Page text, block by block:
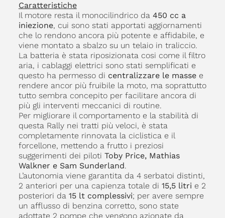
Caratteristiche
Il motore resta il monocilindrico da 450 cc a
iniezione, cui sono stati apportati aggiornamenti
che lo rendono ancora più potente e affidabile, e
viene montato a sbalzo su un telaio in traliccio.
La batteria è stata riposizionata cosi come il filtro
aria, i cablaggi elettrici sono stati semplificati e
questo ha permesso di centralizzare le massee
rendere ancor più fruibile la moto, ma soprattutto
tutto sembra concepito per facilitare ancora di
più gli interventi meccanici di routine.
Per migliorare il comportamento e la stabilità di
questa Rally nei tratti più veloci, è stata
completamente rinnovata la ciclistica e il
forcellone, mettendo a frutto i preziosi
suggerimenti dei piloti Toby Price, Mathias
Walkner e Sam Sunderland.
L’autonomia viene garantita da 4 serbatoi distinti,
2 anteriori per una capienza totale di 15,5 litri e 2
posteriori da 15 lt complessivi; per avere sempre
un afflusso di benzina corretto, sono state
adottate 2 pompe che vengono azionate da